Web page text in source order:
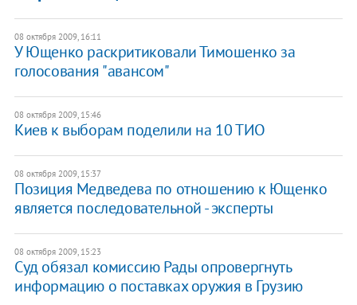
08 октября 2009, 16:11
У Ющенко раскритиковали Тимошенко за
голосования "авансом"
08 октября 2009, 15:46
Киев к выборам поделили на 10 ТИО
08 октября 2009, 15:37
Позиция Медведева по отношению к Ющенко
является последовательной - эксперты
08 октября 2009, 15:23
Суд обязал комиссию Рады опровергнуть
информацию о поставках оружия в Грузию